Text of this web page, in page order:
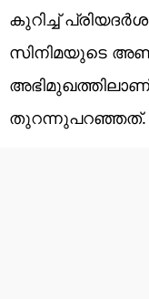
കുറിച്ച്
സിനിമയുടെ
തുറന്നുപറഞ്ഞത്.